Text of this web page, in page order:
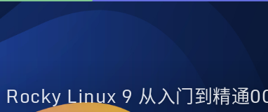
Rocky Linux 9 从入门到精通